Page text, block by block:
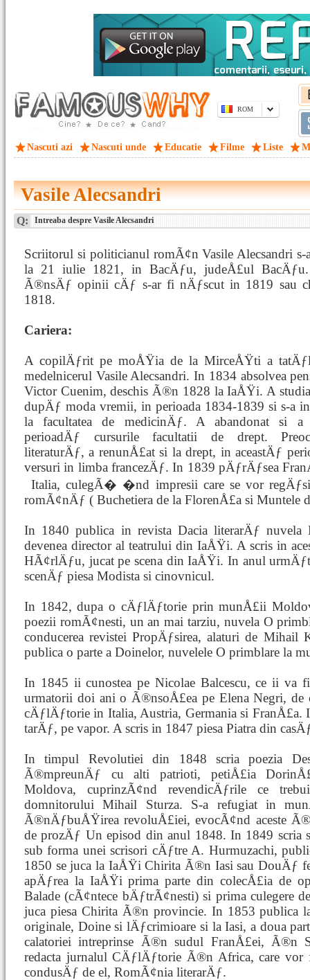
ROM
Nascuti azi Nascuti unde Educatie Filme Liste
Vasile Alecsandri
Q: Intreaba despre Vasile Alecsandri
Scriitorul si politicianul romÃ¢n Vasile Alecsandri s-
la 21 iulie 1821, in BacÄƒu, judeÅ£ul
Ã®nsÄƒ opinii cÄƒ s-ar fi nÄƒscut in 1819 sau
1818.
Cariera:
A copilÄƒrit pe moÅŸia de la MirceÅŸti a
medelnicerul Vasile Alecsandri. In 1834 absolvea
Victor Cuenim, deschis Ã®n 1828 la IaÅŸi. A
dupÄƒ moda vremii, in perioada 1834-1839 si s-a
la facultatea de medicinÄƒ. A abandonat si
perioadÄƒ cursurile facultatii de drept.
literaturÄƒ, a renunÅ£at si la drept, in aceastÄƒ
versuri in limba francezÄƒ. In 1839 pÄƒrÄƒsea
Italia, culegÃ� �nd impresii care se vor
romÃ¢nÄƒ ( Buchetiera de la FlorenÅ£a si Muntele
In 1840 publica in revista Dacia literarÄƒ nuvela
devenea director al teatrului din IaÅŸi. A scris in
HÃ¢rlÄƒu, jucat pe scena din IaÅŸi. In anul
scenÄƒ piesa Modista si cinovnicul.
In 1842, dupa o cÄƒlÄƒtorie prin munÅ£ii
poezii romÃ¢nesti, un an mai tarziu, nuvela O
conducerea revistei PropÄƒsirea, alaturi de
publica o parte a Doinelor, nuvelele O primblare la
In 1845 ii cunostea pe Nicolae Balcescu, ce ii va
urmatorii doi ani o Ã®nsoÅ£ea pe Elena Negri, de
cÄƒlÄƒtorie in Italia, Austria, Germania si FranÅ£a.
tarÄƒ, pe vapor. A scris in 1847 piesa Piatra din
In timpul Revolutiei din 1848 scria poezia
Ã®mpreunÄƒ cu alti patrioti, petiÅ£ia
Moldova, cuprinzÃ¢nd revendicÄƒrile ce
domnitorului Mihail Sturza. S-a refugiat in
Ã®nÄƒbuÅŸirea revoluÅ£iei, evocÃ¢nd aceste
de prozÄƒ Un episod din anul 1848. In 1849 scria
sub forma unei scrisori cÄƒtre A. Hurmuzachi,
1850 se juca la IaÅŸi Chirita Ã®n Iasi sau DouÄƒ
apÄƒrea la IaÅŸi prima parte din colecÅ£ia de
Balade (cÃ¢ntece bÄƒtrÃ¢nesti) si prima culegere
juca piesa Chirita Ã®n provincie. In 1853 publica
originale, Doine si lÄƒcrimioare si la Iasi, a doua
calatoriei intreprinse Ã®n sudul FranÅ£ei,
redacta jurnalul CÄƒlÄƒtorie Ã®n Africa, care
condusÄƒ de el, RomÃ¢nia literarÄƒ.